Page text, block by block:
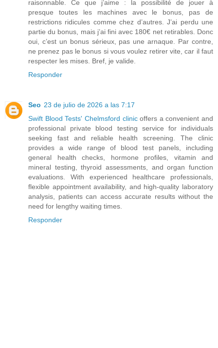
raisonnable. Ce que j’aime : la possibilité de jouer à
presque toutes les machines avec le bonus, pas de
restrictions ridicules comme chez d’autres. J’ai perdu une
partie du bonus, mais j’ai fini avec 180€ net retirables. Donc
oui, c’est un bonus sérieux, pas une arnaque. Par contre,
ne prenez pas le bonus si vous voulez retirer vite, car il faut
respecter les mises. Bref, je valide.
Responder
Seo 23 de julio de 2026 a las 7:17
Swift Blood Tests' Chelmsford clinicoffers a convenient and
professional private blood testing service for individuals
seeking fast and reliable health screening. The clinic
provides a wide range of blood test panels, including
general health checks, hormone profiles, vitamin and
mineral testing, thyroid assessments, and organ function
evaluations. With experienced healthcare professionals,
flexible appointment availability, and high-quality laboratory
analysis, patients can access accurate results without the
need for lengthy waiting times.
Responder